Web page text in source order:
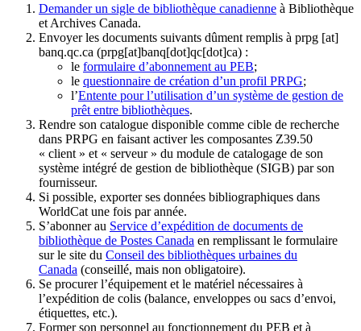
Demander un sigle de bibliothèque canadienne à Bibliothèque
et Archives Canada.
Envoyer les documents suivants dûment remplis à prpg [at]
banq.qc.ca (prpg[at]banq[dot]qc[dot]ca) :
le formulaire d’abonnement au PEB;
le questionnaire de création d’un profil PRPG;
l’Entente pour l’utilisation d’un système de gestion de
prêt entre bibliothèques.
Rendre son catalogue disponible comme cible de recherche
dans PRPG en faisant activer les composantes Z39.50
« client » et « serveur » du module de catalogage de son
système intégré de gestion de bibliothèque (SIGB) par son
fournisseur.
Si possible, exporter ses données bibliographiques dans
WorldCat une fois par année.
S’abonner au Service d’expédition de documents de
bibliothèque de Postes Canada en remplissant le formulaire
sur le site du Conseil des bibliothèques urbaines du
Canada (conseillé, mais non obligatoire).
Se procurer l’équipement et le matériel nécessaires à
l’expédition de colis (balance, enveloppes ou sacs d’envoi,
étiquettes, etc.).
Former son personnel au fonctionnement du PEB et à